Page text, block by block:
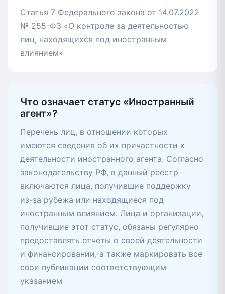
Статья 7 Федерального закона от 14.07.2022
№ 255-ФЗ «О контроле за деятельностью
лиц, находящихся под иностранным
влиянием»
Что означает статус «Иностранный
агент»?
Перечень лиц, в отношении которых
имеются сведения об их причастности к
деятельности иностранного агента. Согласно
законодательству РФ, в данный реестр
включаются лица, получившие поддержку
из-за рубежа или находящиеся под
иностранным влиянием. Лица и организации,
получившие этот статус, обязаны регулярно
предоставлять отчеты о своей деятельности
и финансировании, а также маркировать все
свои публикации соответствующим
указанием